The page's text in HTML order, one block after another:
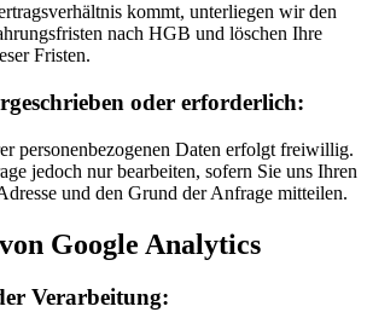
kommt, unterliegen wir den
nach HGB und löschen Ihre
Fristen.
oder erforderlich:
personenbezogenen Daten erfolgt freiwillig.
jedoch nur bearbeiten, sofern Sie uns Ihren
und den Grund der Anfrage mitteilen.
Google Analytics
Verarbeitung: